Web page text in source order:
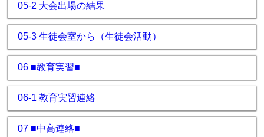
05-2 大会出場の結果
05-3 生徒会室から（生徒会活動）
06 ■教育実習■
06-1 教育実習連絡
07 ■中高連絡■